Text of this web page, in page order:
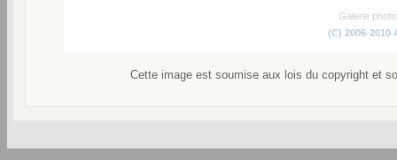
Galerie
(C) 2006-2010
Cette image est soumise aux lois du copyright et